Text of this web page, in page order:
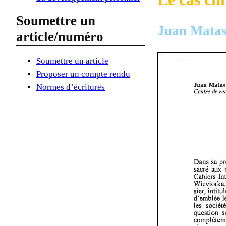
Soumettre un
article/numéro
Soumettre un article
Proposer un compte rendu
Normes d’écritures
Juan